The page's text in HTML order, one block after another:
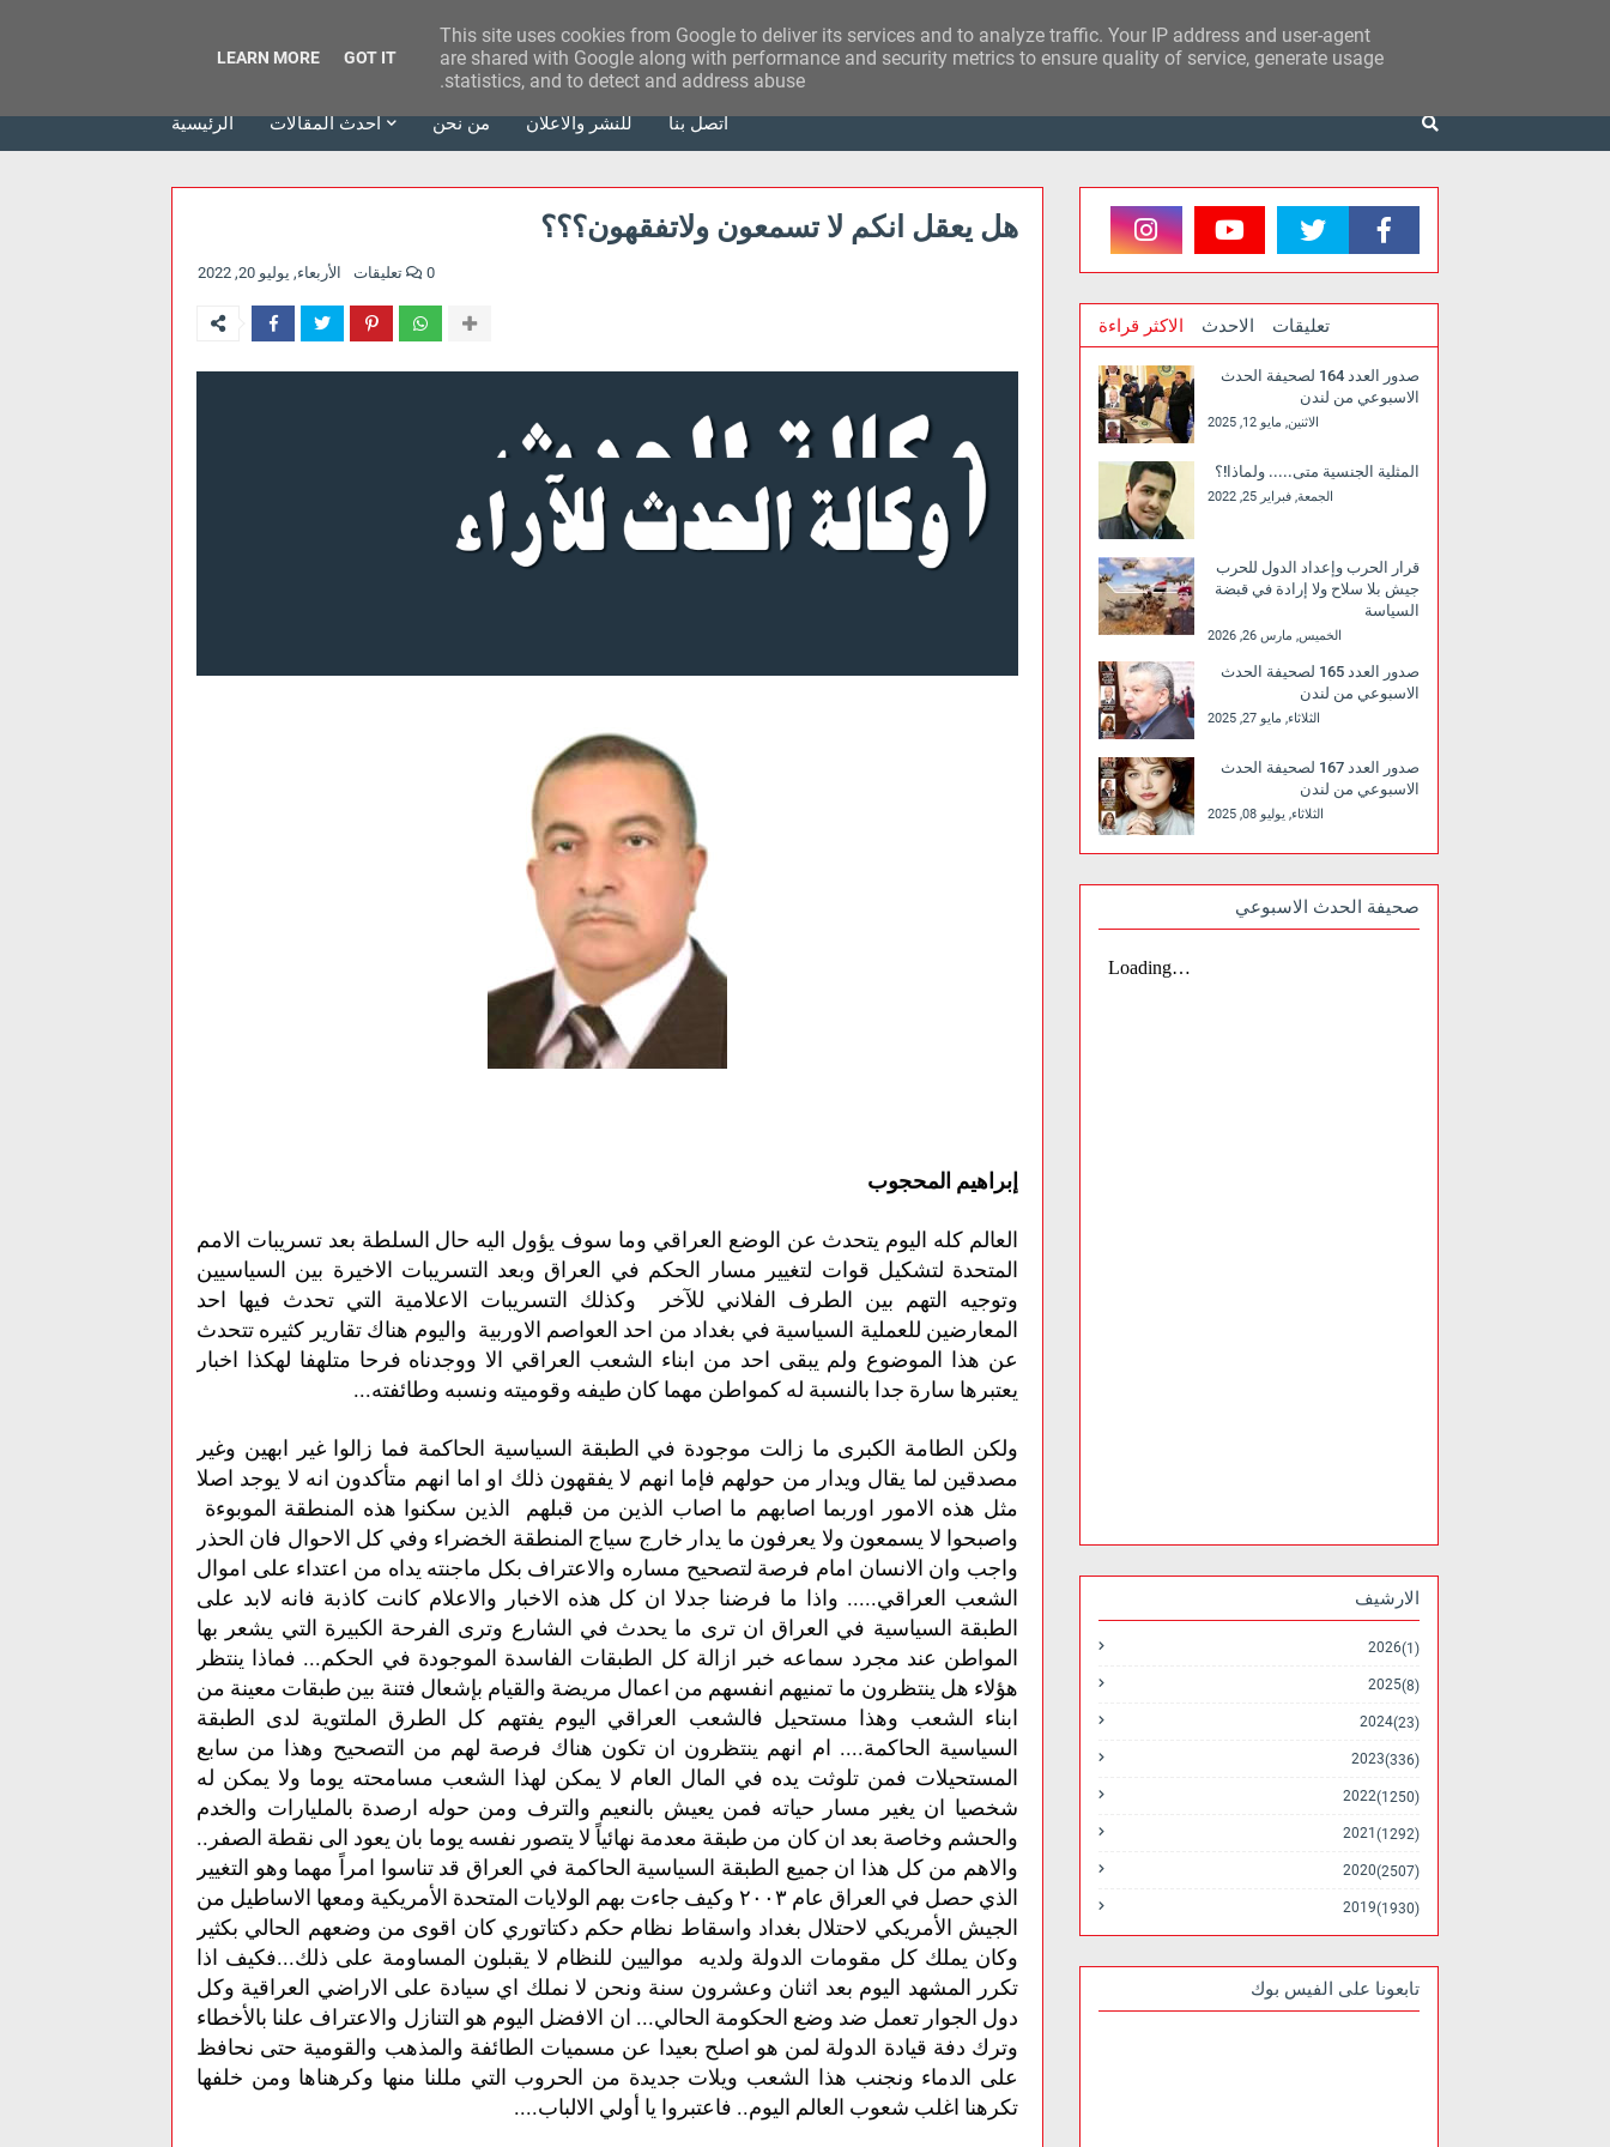
وكالة الحدث للآراء
الرئيسية أحدث المقالات من نحن للنشر والاعلان أتصل بنا
هل يعقل انكم لا تسمعون ولاتفقهون؟؟؟
الأربعاء, يوليو 20, 2022 0 تعليقات
إبراهيم المحجوب
العالم كله اليوم يتحدث عن الوضع العراقي وما سوف يؤول اليه حال السلطة بعد تسريبات الامم
المتحدة لتشكيل قوات لتغيير مسار الحكم في العراق وبعد التسريبات الاخيرة بين السياسيين
وتوجيه التهم بين الطرف الفلاني للآخر وكذلك التسريبات الاعلامية التي تحدث فيها احد
المعارضين للعملية السياسية في بغداد من احد العواصم الاوربية واليوم هناك تقارير كثيره تتحدث
عن هذا الموضوع ولم يبقى احد من ابناء الشعب العراقي الا ووجدناه فرحا متلهفا لهكذا اخبار
يعتبرها سارة جدا بالنسبة له كمواطن مهما كان طيفه وقوميته ونسبه وطائفته...
ولكن الطامة الكبرى ما زالت موجودة في الطبقة السياسية الحاكمة فما زالوا غير ابهين وغير
مصدقين لما يقال ويدار من حولهم فإما انهم لا يفقهون ذلك او اما انهم متأكدون انه لا يوجد اصلا
مثل هذه الامور اوربما اصابهم ما اصاب الذين من قبلهم الذين سكنوا هذه المنطقة الموبوءة
واصبحوا لا يسمعون ولا يعرفون ما يدار خارج سياج المنطقة الخضراء وفي كل الاحوال فان الحذر
واجب وان الانسان امام فرصة لتصحيح مساره والاعتراف بكل ماجنته يداه من اعتداء على اموال
الشعب العراقي..... واذا ما فرضنا جدلا ان كل هذه الاخبار والاعلام كانت كاذبة فانه لابد على
الطبقة السياسية في العراق ان ترى ما يحدث في الشارع وترى الفرحة الكبيرة التي يشعر بها
المواطن عند مجرد سماعه خبر ازالة كل الطبقات الفاسدة الموجودة في الحكم... فماذا ينتظر
هؤلاء هل ينتظرون ما تمنيهم انفسهم من اعمال مريضة والقيام بإشعال فتنة بين طبقات معينة من
ابناء الشعب وهذا مستحيل فالشعب العراقي اليوم يفتهم كل الطرق الملتوية لدى الطبقة
السياسية الحاكمة.... ام انهم ينتظرون ان تكون هناك فرصة لهم من التصحيح وهذا من سابع
المستحيلات فمن تلوثت يده في المال العام لا يمكن لهذا الشعب مسامحته يوما ولا يمكن له
شخصيا ان يغير مسار حياته فمن يعيش بالنعيم والترف ومن حوله ارصدة بالمليارات والخدم
والحشم وخاصة بعد ان كان من طبقة معدمة نهائياً لا يتصور نفسه يوما بان يعود الى نقطة الصفر..
والاهم من كل هذا ان جميع الطبقة السياسية الحاكمة في العراق قد تناسوا امراً مهما وهو التغيير
الذي حصل في العراق عام ٢٠٠٣ وكيف جاءت بهم الولايات المتحدة الأمريكية ومعها الاساطيل من
الجيش الأمريكي لاحتلال بغداد واسقاط نظام حكم دكتاتوري كان اقوى من وضعهم الحالي بكثير
وكان يملك كل مقومات الدولة ولديه مواليين للنظام لا يقبلون المساومة على ذلك...فكيف اذا
تكرر المشهد اليوم بعد اثنان وعشرون سنة ونحن لا نملك اي سيادة على الاراضي العراقية وكل
دول الجوار تعمل ضد وضع الحكومة الحالي... ان الافضل اليوم هو التنازل والاعتراف علنا بالأخطاء
وترك دفة قيادة الدولة لمن هو اصلح بعيدا عن مسميات الطائفة والمذهب والقومية حتى نحافظ
على الدماء ونجنب هذا الشعب ويلات جديدة من الحروب التي مللنا منها وكرهناها ومن خلفها
تكرهنا اغلب شعوب العالم اليوم.. فاعتبروا يا أولي الالباب....
الاكثر قراءة الاحدث تعليقات
صدور العدد 164 لصحيفة الحدث
الاسبوعي من لندن
الاثنين, مايو 12, 2025
المثلية الجنسية متى..... ولماذا!؟
الجمعة, فبراير 25, 2022
قرار الحرب وإعداد الدول للحرب
جيش بلا سلاح ولا إرادة في قبضة
السياسة
الخميس, مارس 26, 2026
صدور العدد 165 لصحيفة الحدث
الاسبوعي من لندن
الثلاثاء, مايو 27, 2025
صدور العدد 167 لصحيفة الحدث
الاسبوعي من لندن
الثلاثاء, يوليو 08, 2025
صحيفة الحدث الاسبوعي
الارشيف
2026 (1)
2025 (8)
2024 (23)
2023 (336)
2022 (1250)
2021 (1292)
2020 (2507)
2019 (1930)
تابعونا على الفيس بوك
This site uses cookies from Google to deliver its services and to analyze traffic. Your IP address and user-agent
are shared with Google along with performance and security metrics to ensure quality of service, generate usage
statistics, and to detect and address abuse.
LEARN MORE GOT IT